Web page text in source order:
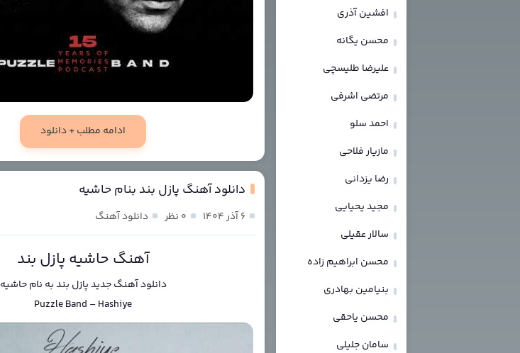
ادامه مطلب + دانلود
دانلود آهنگ پازل بند بنام حاشیه
۶ آذر ۱۴۰۴ ۰ نظر دانلود آهنگ
آهنگ حاشیه پازل بند
دانلود آهنگ جدیدپازل بندبه نامحاشیه
Puzzle Band –Hashiye
افشین آذری
محسن یگانه
علیرضا طلیسچی
مرتضی اشرفی
احمد سلو
مازیار فلاحی
رضا یزدانی
مجید یحیایی
سالار عقیلی
محسن ابراهیم زاده
بنیامین بهادری
محسن یاحقی
سامان جلیلی